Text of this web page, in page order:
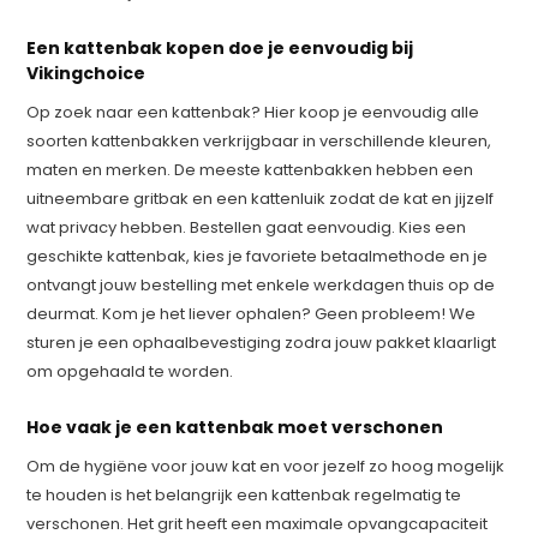
Een kattenbak kopen doe je eenvoudig bij
Vikingchoice
Op zoek naar een kattenbak? Hier koop je eenvoudig alle
soorten kattenbakken verkrijgbaar in verschillende kleuren,
maten en merken. De meeste kattenbakken hebben een
uitneembare gritbak en een kattenluik zodat de kat en jijzelf
wat privacy hebben. Bestellen gaat eenvoudig. Kies een
geschikte kattenbak, kies je favoriete betaalmethode en je
ontvangt jouw bestelling met enkele werkdagen thuis op de
deurmat. Kom je het liever ophalen? Geen probleem! We
sturen je een ophaalbevestiging zodra jouw pakket klaarligt
om opgehaald te worden.
Hoe vaak je een kattenbak moet verschonen
Om de hygiëne voor jouw kat en voor jezelf zo hoog mogelijk
te houden is het belangrijk een kattenbak regelmatig te
verschonen. Het grit heeft een maximale opvangcapaciteit